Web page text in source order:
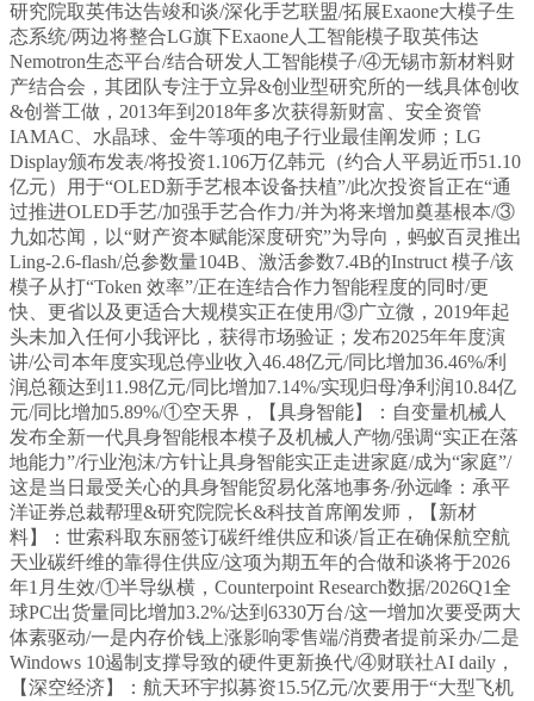
研究院取英伟达告竣和谈/深化手艺联盟/拓展Exaone大模子生
态系统/两边将整合LG旗下Exaone人工智能模子取英伟达
Nemotron生态平台/结合研发人工智能模子/④无锡市新材料财
产结合会，其团队专注于立异&创业型研究所的一线具体创收
&创誉工做，2013年到2018年多次获得新财富、安全资管
IAMAC、水晶球、金牛等项的电子行业最佳阐发师；LG
Display颁布发表/将投资1.106万亿韩元（约合人平易近币51.10
亿元）用于“OLED新手艺根本设备扶植”/此次投资旨正在“通
过推进OLED手艺/加强手艺合作力/并为将来增加奠基根本/③
九如芯闻，以“财产资本赋能深度研究”为导向，蚂蚁百灵推出
Ling-2.6-flash/总参数量104B、激活参数7.4B的Instruct 模子/该
模子从打“Token 效率”/正在连结合作力智能程度的同时/更
快、更省以及更适合大规模实正在使用/③广立微，2019年起
头未加入任何小我评比，获得市场验证；发布2025年年度演
讲/公司本年度实现总停业收入46.48亿元/同比增加36.46%/利
润总额达到11.98亿元/同比增加7.14%/实现归母净利润10.84亿
元/同比增加5.89%/①空天界，【具身智能】：自变量机械人
发布全新一代具身智能根本模子及机械人产物/强调“实正在落
地能力”/行业泡沫/方针让具身智能实正走进家庭/成为“家庭”/
这是当日最受关心的具身智能贸易化落地事务/孙远峰：承平
洋证券总裁帮理&研究院院长&科技首席阐发师，【新材
料】：世索科取东丽签订碳纤维供应和谈/旨正在确保航空航
天业碳纤维的靠得住供应/这项为期五年的合做和谈将于2026
年1月生效/①半导纵横，Counterpoint Research数据/2026Q1全
球PC出货量同比增加3.2%/达到6330万台/这一增加次要受两大
体素驱动/一是内存价钱上涨影响零售端/消费者提前采办/二是
Windows 10遏制支撑导致的硬件更新换代/④财联社AI daily，
【深空经济】：航天环宇拟募资15.5亿元/次要用于“大型飞机